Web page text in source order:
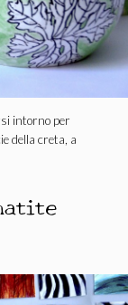
intorno per
della creta, a